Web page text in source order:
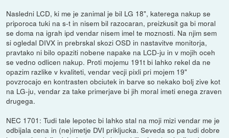
Nasledni LCD, ki me je zanimal je bil LG 18", katerega nakup se
priporoca tuki na s-t in nisem bil razocaran, preizkusit ga bi moral
se doma na igrah ipd vendar nisem imel te moznosti. Na njim sem
si ogledal DIVX in prebrskal skozi OSD in nastavitve monitorja,
pravtako ni bilo opaziti nobene napake na LCD-ju in v mojih oceh
se vedno odlicen nakup. Proti mojemu 191t bi lahko rekel da ne
opazim razlike v kvaliteti, vendar vecji pixli pri mojem 19"
povzrocajo en kontrasten obciutek in barve so nekako bolj zive kot
na LG-ju, vendar za take primerjave bi jih moral imeti enega zraven
drugega.
NEC 1701: Tudi tale lepotec bi lahko stal na moji mizi vendar me je
odbijala cena in (ne)imetje DVI prikljucka. Seveda so pa tudi dobre